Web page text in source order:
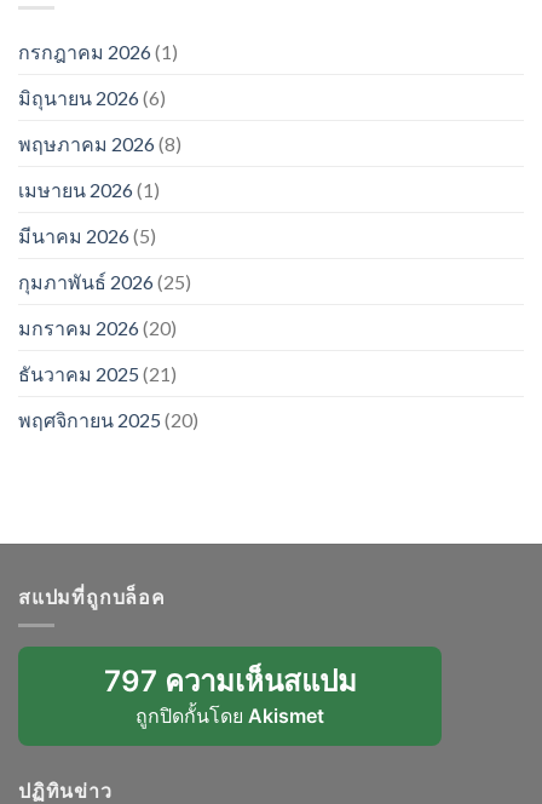
กรกฎาคม 2026(1)
มิถุนายน 2026(6)
พฤษภาคม 2026(8)
เมษายน 2026(1)
มีนาคม 2026(5)
กุมภาพันธ์ 2026(25)
มกราคม 2026(20)
ธันวาคม 2025 (21)
พฤศจิกายน 2025 (20)
สแปมที่ถูกบล็อค
797 ความเห็นสแปม
ถูกปิดกั้นโดย Akismet
ปฏิทินข่าว